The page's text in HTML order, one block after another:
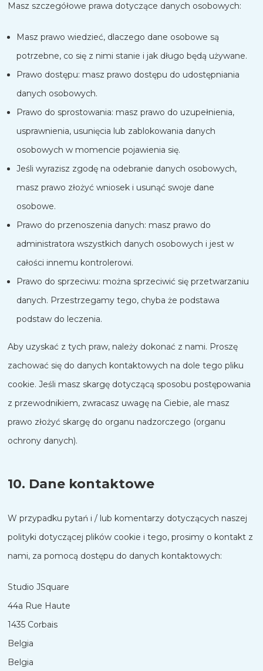
Masz szczegółowe prawa dotyczące danych osobowych:
Masz prawo wiedzieć, dlaczego dane osobowe są
potrzebne, co się z nimi stanie i jak długo będą używane.
Prawo dostępu: masz prawo dostępu do udostępniania
danych osobowych.
Prawo do sprostowania: masz prawo do uzupełnienia,
usprawnienia, usunięcia lub zablokowania danych
osobowych w momencie pojawienia się.
Jeśli wyrazisz zgodę na odebranie danych osobowych,
masz prawo złożyć wniosek i usunąć swoje dane
osobowe.
Prawo do przenoszenia danych: masz prawo do
administratora wszystkich danych osobowych i jest w
całości innemu kontrolerowi.
Prawo do sprzeciwu: można sprzeciwić się przetwarzaniu
danych. Przestrzegamy tego, chyba że podstawa
podstaw do leczenia.
Aby uzyskać z tych praw, należy dokonać z nami. Proszę
zachować się do danych kontaktowych na dole tego pliku
cookie. Jeśli masz skargę dotyczącą sposobu postępowania
z przewodnikiem, zwracasz uwagę na Ciebie, ale masz
prawo złożyć skargę do organu nadzorczego (organu
ochrony danych).
10. Dane kontaktowe
W przypadku pytań i / lub komentarzy dotyczących naszej
polityki dotyczącej plików cookie i tego, prosimy o kontakt z
nami, za pomocą dostępu do danych kontaktowych:
Studio JSquare
44a Rue Haute
1435 Corbais
Belgia
Belgia